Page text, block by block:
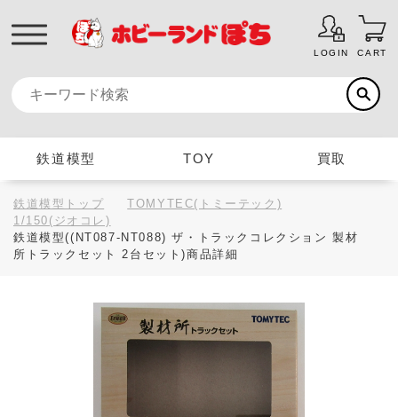
LOGIN CART
鉄道模型 TOY 買取
鉄道模型トップ
TOMYTEC(トミーテック)
1/150(ジオコレ)
鉄道模型((NT087-NT088) ザ・トラックコレクション 製材
所トラックセット 2台セット)商品詳細